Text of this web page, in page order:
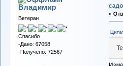
Владимиp
Ветеран
Спасибо
-Дано: 67058
-Получено: 72567
«